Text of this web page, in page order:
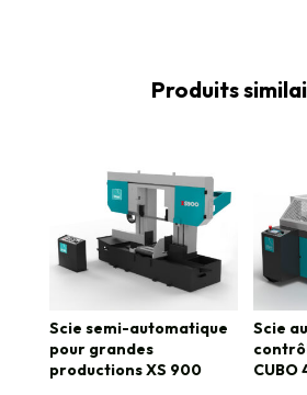
Produits
Scie semi-automatique
pour grandes
productions XS 900
Scie
CUBO